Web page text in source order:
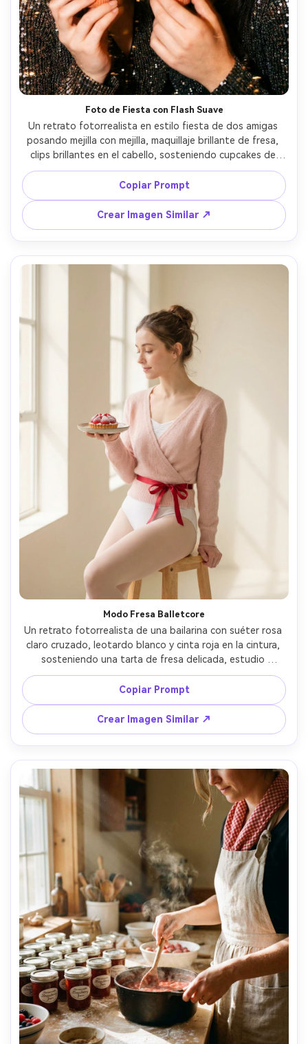
Foto de Fiesta con Flash Suave
Un retrato fotorrealista en estilo fiesta de dos amigas
posando mejilla con mejilla, maquillaje brillante de fresa,
clips brillantes en el cabello, sosteniendo cupcakes de
fresa, flash directo suave con fondo oscuro, alto
contraste, energía espontánea y divertida, tomada con
Canon EOS R6, 35mm f/2, leve desenfoque por
movimiento para autenticidad, piel ultrarrealista, estilo
nocturno de tendencia --ar 4:5
Copiar Prompt
Crear Imagen Similar ↗
Modo Fresa Balletcore
Un retrato fotorrealista de una bailarina con suéter rosa
claro cruzado, leotardo blanco y cinta roja en la cintura,
sosteniendo una tarta de fresa delicada, estudio
luminoso con luz de ventana, sombras suaves, tomada
con Canon EOS R5, 85mm f/1.4, fondo limpio, pose
elegante, gradación pastel soñadora, estilismo editorial
balletcore --ar 4:5
Copiar Prompt
Crear Imagen Similar ↗
Crea imágenes IA
ilimitadas. 100 %
gratis!
Empieza Gratis→